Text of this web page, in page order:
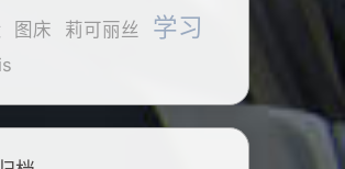
图床 莉可丽丝 学习